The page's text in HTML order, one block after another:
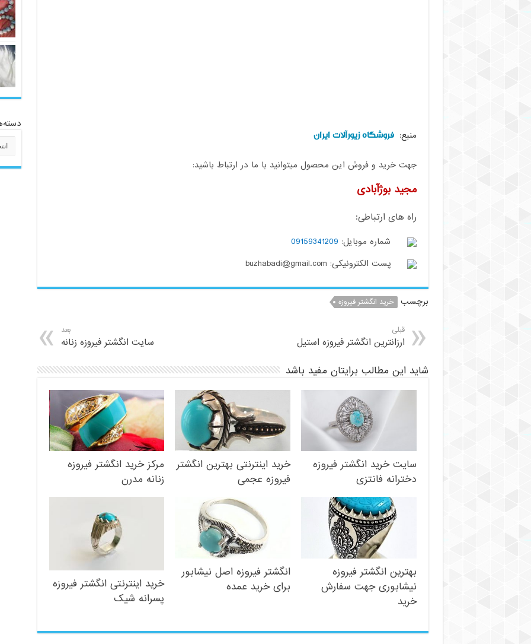
منبع: فروشگاه زیورآلات ایران
جهت خرید و فروش این محصول میتوانید با ما در ارتباط باشید:
مجید بوژآبادی
راه های ارتباطی:
شماره موبایل: 09159341209
پست الکترونیکی: buzhabadi@gmail.com
برچسب خرید انگشتر فیروزه
قبلی
ارزانترین انگشتر فیروزه استیل
بعد
سایت انگشتر فیروزه زنانه
شاید این مطالب برایتان مفید باشد
سایت خرید انگشتر فیروزه
دخترانه فانتزی
خرید اینترنتی بهترین انگشتر
فیروزه عجمی
مرکز خرید انگشتر فیروزه
زنانه مدرن
بهترین انگشتر فیروزه
نیشابوری جهت سفارش
خرید
انگشتر فیروزه اصل نیشابور
برای خرید عمده
خرید اینترنتی انگشتر فیروزه
پسرانه شیک